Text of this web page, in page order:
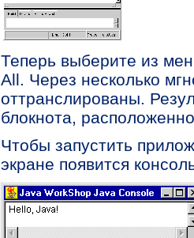
Теперь выберите из
All. Через несколько
оттранслированы.
блокнота,
Чтобы запустить
экране появится